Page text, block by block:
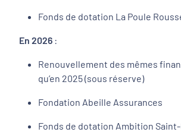
Fonds de dotation La Poule
En 2026 :
Renouvellement des mêmes
qu’en 2025 (sous réserve)
Fondation Abeille Assurances
Fonds de dotation Ambition